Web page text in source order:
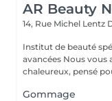
AR Beauty
14, Rue Michel Lentz
Institut de beauté
avancées Nous vous accueillons dans un espace moderne et
chaleureux, pensé
Gommage